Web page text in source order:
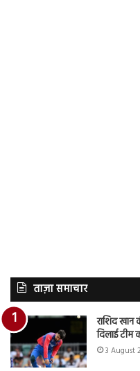
ताज़ा समाचार
राशिद
दिलाई टीम
3 August